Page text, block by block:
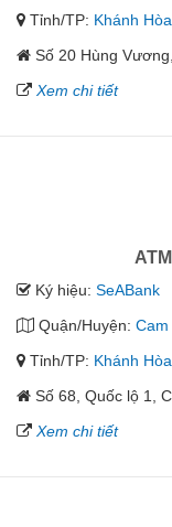
Tỉnh/TP: Khánh Hòa
Số 20 Hùng
Xem chi tiết
Ký hiệu: SeABank
Quận/Huyện: Cam
Tỉnh/TP: Khánh Hòa
Số 68, Quốc lộ 1,
Xem chi tiết